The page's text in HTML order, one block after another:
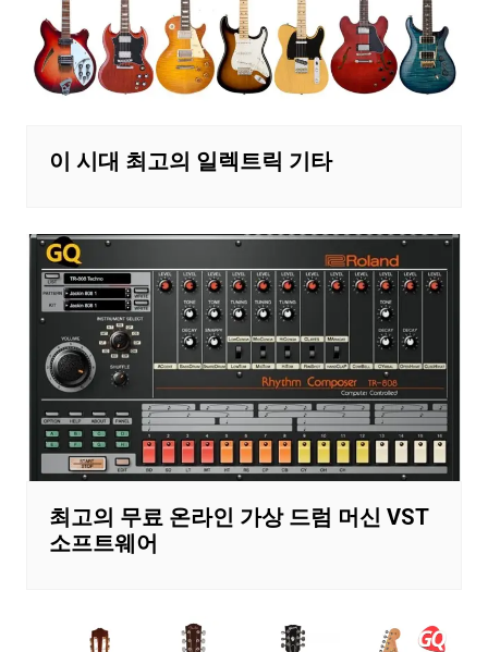
이 시대 최고의 일렉트릭 기타
최고의 무료 온라인 가상 드럼 머신 VST
소프트웨어